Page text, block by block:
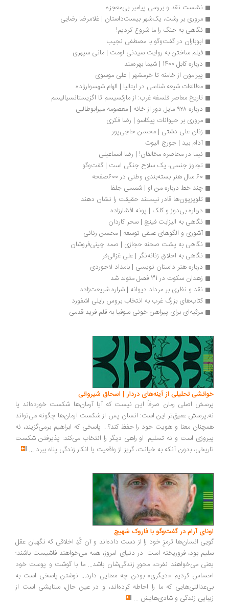
نشست نقد و بررسی پیامبر بی‌معجزه
مروری بر رشت، یک‌‌شهر بیست‌داستان | غلامرضا رضایی
نگاهی به جنگ را ما شروع کردیم!
ابوباران در گفت‌وگو با مصطفی نجیب
فیلم ساختن به روایت سیدنی لومت | مانی سپهری
درباره کابل 1400 | شیما بهره‌مند
پیرامون از خامنه تا خرمشهر | علی موسوی
مطالعات شیعه شناسی در ایتالیا | الهام شهسوارزاده
تاریخ معاصر فلسفه غرب: از مارکسیسم تا اگزیستانسیالیسم
درباره ۹۲۸ مایل دور از خانه | معصومه میرابوطالبی
مروری بر حیوانات پیکاسو | رضا فکری
زنان علی دشتی | محسن حاجی‌پور
آدام بید | جورج الیوت
نیما در محاصره مخالفان! | رضا اسماعیلی
تجاوز جنسی، یک سلاح جنگی است | گفت‌وگو
چند خط درباره من او | شمسی جلفا
تلویزیون‌ها قادر نیستند حقیقت را نشان دهند
درباره بی‌دوز و کلک | پونه افشارزاده
نگاهی به الیزابت فینچ | سحر کاردان
آشوری و الگوهای عمقی توسعه | محسن رنانی
نگاهی به پشت صحنه حجازی | صمد چینی‌فروشان
نگاهی به اخلاق زنانه‌نگر | علی غزالی‌فر
درباره هنر داستان نویسی | بامداد لاجوردی
زهدان سکوت در 31 فصل متولد شد
نقد و نظری بر مرداد دیوانه | شراره شریعت‌زاده
کتاب‌های بزرگ غرب به انتخاب بروس رایلی اشفورد
مرثیه‌ای برای پیراهن خونی سوفیا به قلم فرید قدمی
تحلیلی از آینه‌های دردار | اسحاق شیروانی
اصلی رمان صرفاً این نیست که آیا آرمان‌ها شکست خورده‌اند یا
عمیق‌تر این است: انسان پس از شکست آرمان‌ها چگونه می‌تواند
معنا و هویت خود را حفظ کند؟... پاسخی که ابراهیم برمی‌گزیند، نه
است و نه تسلیم. او راهی دیگر را انتخاب می‌کند: پذیرفتن شکست
بدون آنکه به خیانت، گریز از واقعیت یا انکار زندگی پناه ببرد...
آرام در گفت‌وگو با فاروک شهیچ‭
انسان‌ها ترمزِ خود را از دست داده‌اند و آن کُدِ اخلاقی که نگهبان عقل
بود، فروریخته است. در دنیای امروز، همه می‌خواهند فاشیست باشند؛
می‌خواهند نفرت، محورِ زندگی‌شان باشد... ما با گوشت و پوست خود
کردیم «دیگری» بودن چه معنایی دارد... نوشتن پاسخی است به
که ما را احاطه کرده‌اند، و در عین حال، ستایشی است از
زندگی و شادی‌هایش...